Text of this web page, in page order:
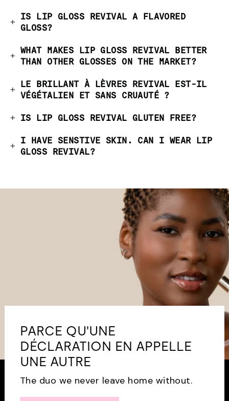
IS LIP GLOSS REVIVAL A FLAVORED
GLOSS?
WHAT MAKES LIP GLOSS REVIVAL BETTER
THAN OTHER GLOSSES ON THE MARKET?
LE BRILLANT À LÈVRES REVIVAL EST-IL
VÉGÉTALIEN ET SANS CRUAUTÉ ?
IS LIP GLOSS REVIVAL GLUTEN FREE?
I HAVE SENSTIVE SKIN. CAN I WEAR LIP
GLOSS REVIVAL?
PARCE QU'UNE
DÉCLARATION EN APPELLE
UNE AUTRE
The duo we never leave home without.